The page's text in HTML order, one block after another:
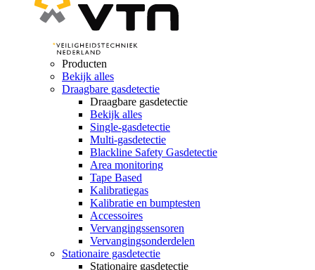
Producten
Bekijk alles
Draagbare gasdetectie
Draagbare gasdetectie
Bekijk alles
Single-gasdetectie
Multi-gasdetectie
Blackline Safety Gasdetectie
Area monitoring
Tape Based
Kalibratiegas
Kalibratie en bumptesten
Accessoires
Vervangingssensoren
Vervangingsonderdelen
Stationaire gasdetectie
Stationaire gasdetectie